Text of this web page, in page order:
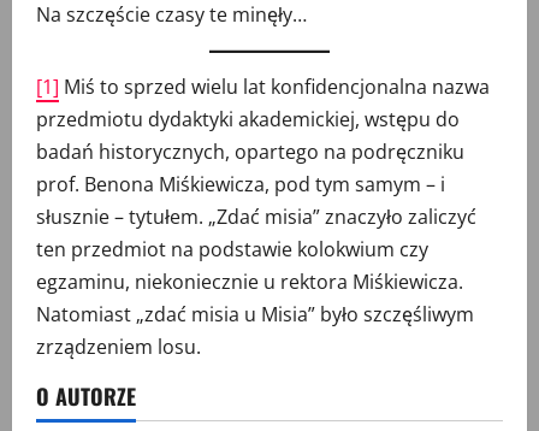
Na szczęście czasy te minęły…
[1] Miś to sprzed wielu lat konfidencjonalna nazwa
przedmiotu dydaktyki akademickiej, wstępu do
badań historycznych, opartego na podręczniku
prof. Benona Miśkiewicza, pod tym samym – i
słusznie – tytułem. „Zdać misia” znaczyło zaliczyć
ten przedmiot na podstawie kolokwium czy
egzaminu, niekoniecznie u rektora Miśkiewicza.
Natomiast „zdać misia u Misia” było szczęśliwym
zrządzeniem losu.
O AUTORZE